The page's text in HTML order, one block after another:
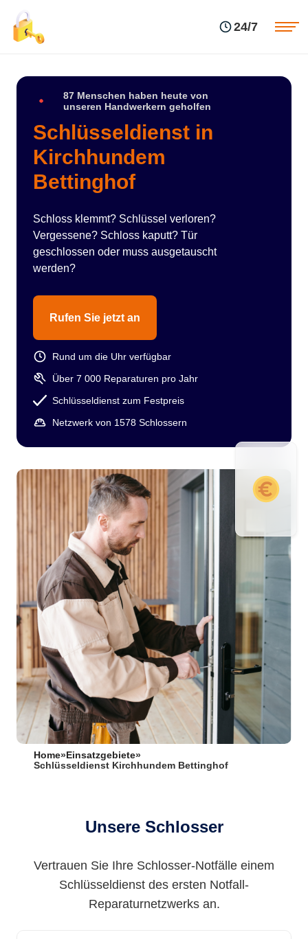
24/7
87 Menschen haben heute von
unseren Handwerkern geholfen
Schlüsseldienst in
Kirchhundem
Bettinghof
Schloss klemmt? Schlüssel verloren?
Vergessene? Schloss kaputt? Tür
geschlossen oder muss ausgetauscht
werden?
Rufen Sie jetzt an
Rund um die Uhr verfügbar
Über 7 000 Reparaturen pro Jahr
Schlüsseldienst zum Festpreis
Netzwerk von 1578 Schlossern
Home» Einsatzgebiete»
Schlüsseldienst Kirchhundem Bettinghof
Unsere Schlosser
Vertrauen Sie Ihre Schlosser-Notfälle einem
Schlüsseldienst des ersten Notfall-
Reparaturnetzwerks an.